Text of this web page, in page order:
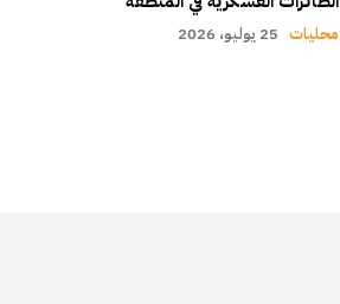
محليات 25 يوليو، 2026